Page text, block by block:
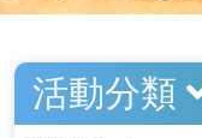
活動分類